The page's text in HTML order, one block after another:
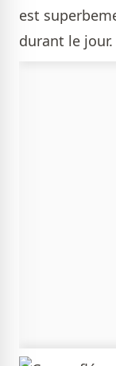
est
durant le jour.